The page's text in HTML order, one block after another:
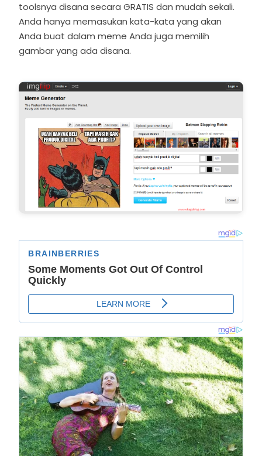
toolsnya disana secara GRATIS dan mudah sekali.
Anda hanya memasukan kata-kata yang akan
Anda buat dalam meme Anda juga memilih
gambar yang ada disana.